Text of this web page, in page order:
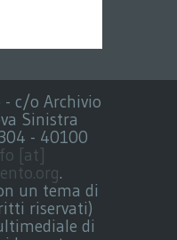
c/o Archivio
Sinistra
- 40100
[at]
.
un tema di
riservati)
di